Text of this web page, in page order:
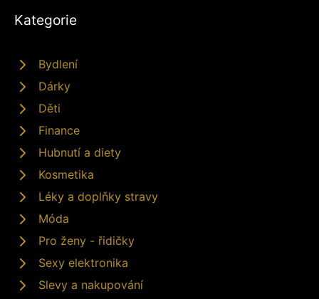
Kategorie
Bydlení
Dárky
Děti
Finance
Hubnutí a diety
Kosmetika
Léky a doplňky stravy
Móda
Pro ženy - řidičky
Sexy elektronika
Slevy a nakupování